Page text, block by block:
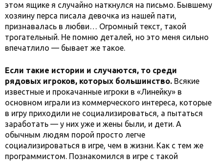
этом ящике я случайно наткнулся на письмо. Бывшему
хозяину перса писала девочка из нашей пати,
признавалась в любви… Огромный текст, такой
трогательный. Не помню деталей, но это меня сильно
впечатлило — бывает же такое.
Если такие истории и случаются, то среди
рядовых игроков, которых большинство. Всякие
известные и прокачанные игроки в «Линейку» в
основном играли из коммерческого интереса, которые
в игру приходили не социализироваться, а пытаться
заработать — у них уже и жены были, и дети. А
обычным людям порой просто легче
социализироваться в игре, чем в жизни. Как с тем же
программистом. Познакомился в игре с такой